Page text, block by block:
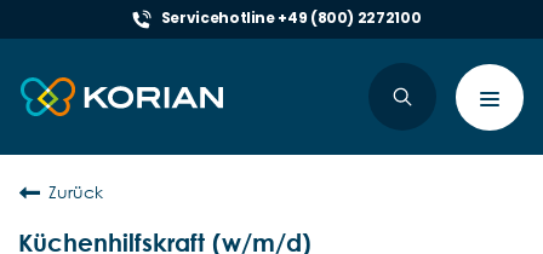
Servicehotline +49 (800) 2272100
Zurück
Küchenhilfskraft (w/m/d)